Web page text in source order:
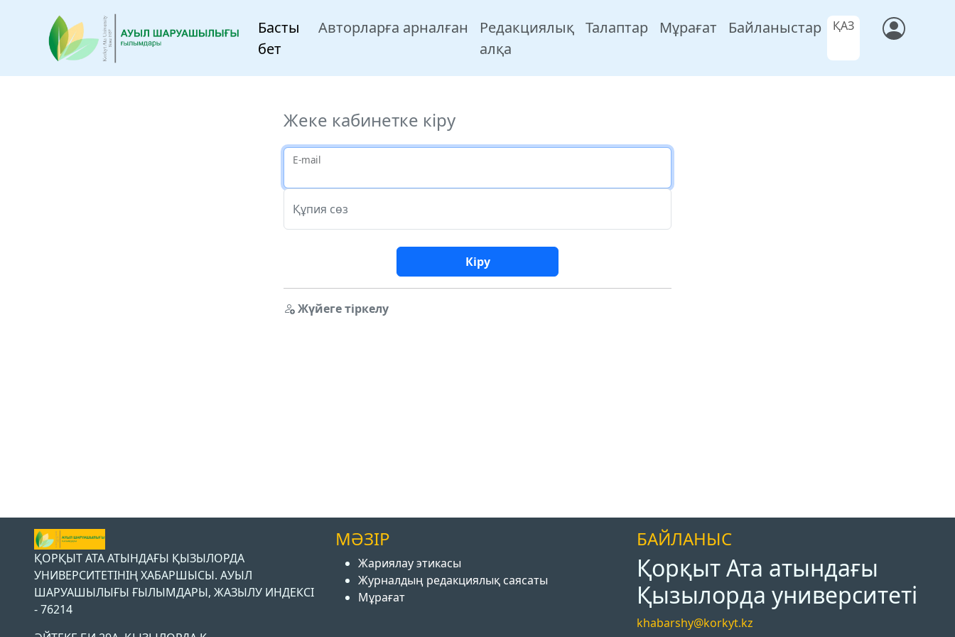
Басты
бет
Авторларға арналған
Редакциялық
алқа
Талаптар Мұрағат Байланыстар ҚАЗ
Жеке кабинетке кіру
E-mail
Құпия сөз
Кіру
Жүйеге тіркелу
ҚОРҚЫТ АТА АТЫНДАҒЫ ҚЫЗЫЛОРДА
УНИВЕРСИТЕТІНІҢ ХАБАРШЫСЫ. АУЫЛ
ШАРУАШЫЛЫҒЫ ҒЫЛЫМДАРЫ, ЖАЗЫЛУ ИНДЕКСІ
- 76214
МӘЗІР
Жариялау этикасы
Журналдың редакциялық саясаты
Мұрағат
БАЙЛАНЫС
Қорқыт Ата атындағы
Қызылорда университеті
khabarshy@korkyt.kz